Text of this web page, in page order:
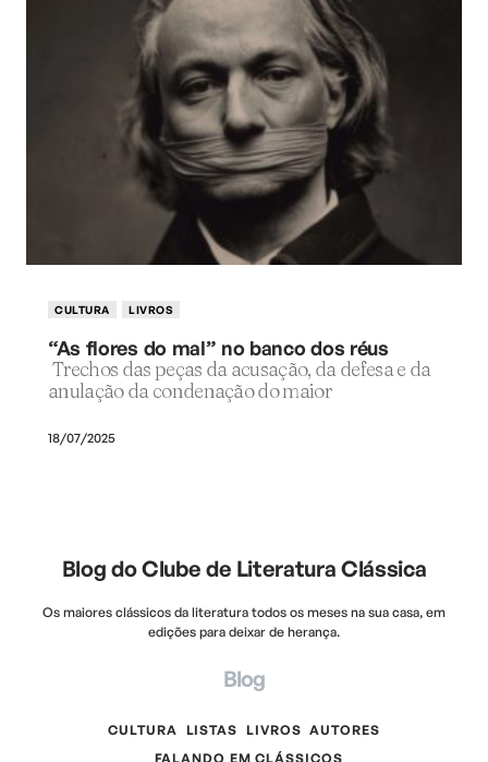
CULTURA LIVROS
“As flores do mal” no banco dos réus
Trechos das peças da acusação, da defesa e da
anulação da condenação do maior
18/07/2025
Blog do Clube de Literatura Clássica
Os maiores clássicos da literatura todos os meses na sua casa, em
edições para deixar de herança.
Blog
CULTURA LISTAS LIVROS AUTORES
FALANDO EM CLÁSSICOS